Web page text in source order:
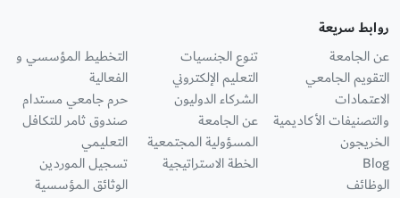
روابط سريعة
عن الجامعة
التقويم الجامعي
الاعتمادات
والتصنيفات الأكاديمية
الخريجون
Blog
الوظائف
تنوع الجنسيات
التعليم الإلكتروني
الشركاء الدوليون
عن الجامعة
المسؤولية المجتمعية
الخطة الاستراتيجية
التخطيط المؤسسي و
الفعالية
حرم جامعي مستدام
صندوق ثامر للتكافل
التعليمي
تسجيل الموردين
الوثائق المؤسسية